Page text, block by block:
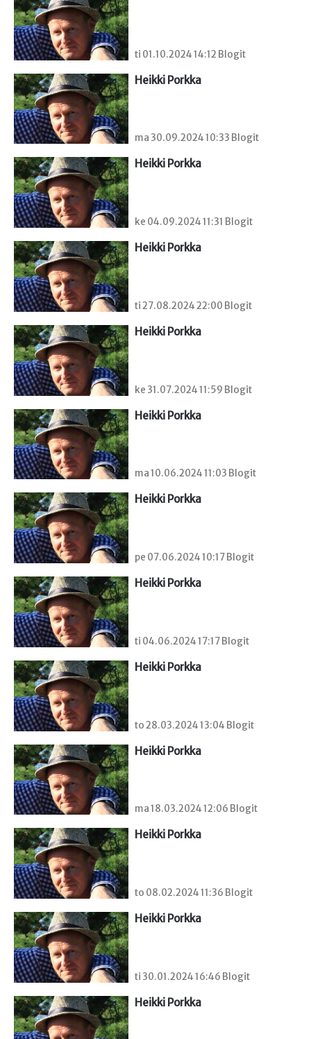
ti 01.10.2024 14:12 Blogit
Heikki Porkka
ma 30.09.2024 10:33 Blogit
Heikki Porkka
ke 04.09.2024 11:31 Blogit
Heikki Porkka
ti 27.08.2024 22:00 Blogit
Heikki Porkka
ke 31.07.2024 11:59 Blogit
Heikki Porkka
ma 10.06.2024 11:03 Blogit
Heikki Porkka
pe 07.06.2024 10:17 Blogit
Heikki Porkka
ti 04.06.2024 17:17 Blogit
Heikki Porkka
to 28.03.2024 13:04 Blogit
Heikki Porkka
ma 18.03.2024 12:06 Blogit
Heikki Porkka
to 08.02.2024 11:36 Blogit
Heikki Porkka
ti 30.01.2024 16:46 Blogit
Heikki Porkka